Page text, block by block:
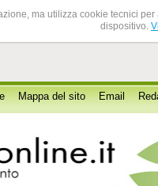
ma utilizza cookie tecnici
dispositivo.
Mappa del sito Email